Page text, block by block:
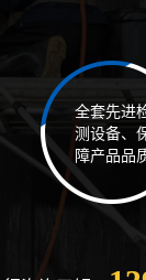
全套先进
测设备、
障产品品